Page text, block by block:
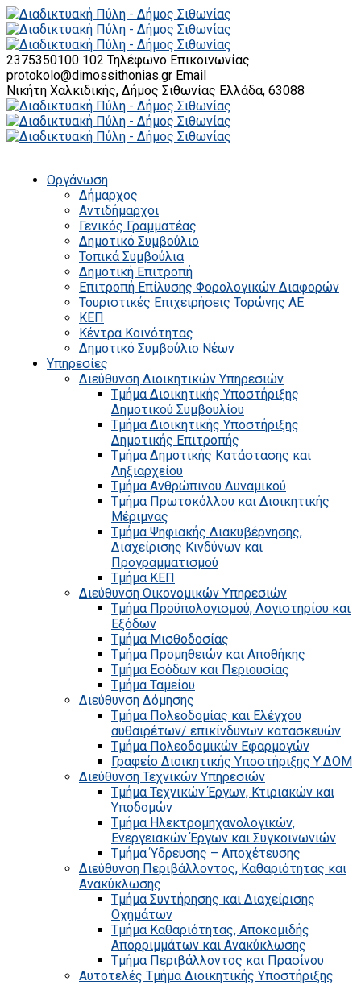
2375350100 102 Τηλέφωνο Επικοινωνίας
protokolo@dimossithonias.gr Email
Νικήτη Χαλκιδικής, Δήμος Σιθωνίας Ελλάδα, 63088
Οργάνωση
Δήμαρχος
Αντιδήμαρχοι
Γενικός Γραμματέας
Δημοτικό Συμβούλιο
Τοπικά Συμβούλια
Δημοτική Επιτροπή
Επιτροπή Επίλυσης Φορολογικών Διαφορών
Τουριστικές Επιχειρήσεις Τορώνης ΑΕ
ΚΕΠ
Κέντρα Κοινότητας
Δημοτικό Συμβούλιο Νέων
Υπηρεσίες
Διεύθυνση Διοικητικών Υπηρεσιών
Τμήμα Διοικητικής Υποστήριξης
Δημοτικού Συμβουλίου
Τμήμα Διοικητικής Υποστήριξης
Δημοτικής Επιτροπής
Τμήμα Δημοτικής Κατάστασης και
Ληξιαρχείου
Τμήμα Ανθρώπινου Δυναμικού
Τμήμα Πρωτοκόλλου και Διοικητικής
Μέριμνας
Τμήμα Ψηφιακής Διακυβέρνησης,
Διαχείρισης Κινδύνων και
Προγραμματισμού
Τμήμα ΚΕΠ
Διεύθυνση Οικονομικών Υπηρεσιών
Τμήμα Προϋπολογισμού, Λογιστηρίου και
Εξόδων
Τμήμα Μισθοδοσίας
Τμήμα Προμηθειών και Αποθήκης
Τμήμα Εσόδων και Περιουσίας
Τμήμα Ταμείου
Διεύθυνση Δόμησης
Τμήμα Πολεοδομίας και Ελέγχου
αυθαιρέτων/ επικίνδυνων κατασκευών
Τμήμα Πολεοδομικών Εφαρμογών
Γραφείο Διοικητικής Υποστήριξης Υ.ΔΟΜ
Διεύθυνση Τεχνικών Υπηρεσιών
Τμήμα Τεχνικών Έργων, Κτιριακών και
Υποδομών
Τμήμα Ηλεκτρομηχανολογικών,
Ενεργειακών Έργων και Συγκοινωνιών
Τμήμα Ύδρευσης – Αποχέτευσης
Διεύθυνση Περιβάλλοντος, Καθαριότητας και
Ανακύκλωσης
Τμήμα Συντήρησης και Διαχείρισης
Οχημάτων
Τμήμα Καθαριότητας, Αποκομιδής
Απορριμμάτων και Ανακύκλωσης
Τμήμα Περιβάλλοντος και Πρασίνου
Αυτοτελές Τμήμα Διοικητικής Υποστήριξης